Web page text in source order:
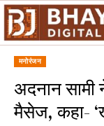
मनोरंजन
अदनान सामी
मैसेज, कहा-